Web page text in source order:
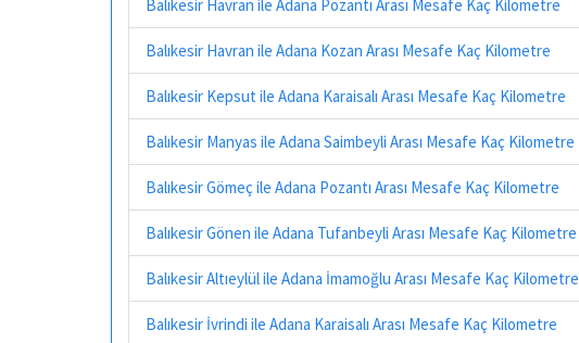
Balıkesir Havran ile Adana Pozantı Arası Mesafe Kaç Kilometre
Balıkesir Havran ile Adana Kozan Arası Mesafe Kaç Kilometre
Balıkesir Kepsut ile Adana Karaisalı Arası Mesafe Kaç Kilometre
Balıkesir Manyas ile Adana Saimbeyli Arası Mesafe Kaç Kilometre
Balıkesir Gömeç ile Adana Pozantı Arası Mesafe Kaç Kilometre
Balıkesir Gönen ile Adana Tufanbeyli Arası Mesafe Kaç Kilometre
Balıkesir Altıeylül ile Adana İmamoğlu Arası Mesafe Kaç Kilometre
Balıkesir İvrindi ile Adana Karaisalı Arası Mesafe Kaç Kilometre